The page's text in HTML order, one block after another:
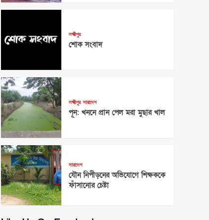
লক্ষ্মীপুর
শোক সংবাদ
লক্ষ্মীপুর সারাদেশ
পূন: খননে প্রান পেল মরা মুছার খাল
সারাদেশ
যৌন নিপীড়নের অভিযোগে শিক্ষককে
ফাঁসানোর চেষ্টা